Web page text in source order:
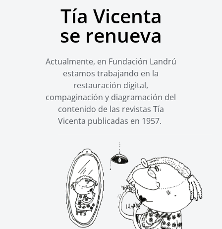
Tía Vicenta
se renueva
Actualmente, en Fundación Landrú
estamos trabajando en la
restauración digital,
compaginación y diagramación del
contenido de las revistas Tía
Vicenta publicadas en 1957.